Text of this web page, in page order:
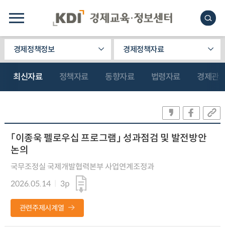
경제정책정보 경제정책자료
최신자료 정책자료 동향자료 법령자료 경제관
「이종욱 펠로우십 프로그램」 성과점검 및 발전방안
논의
국무조정실 국제개발협력본부 사업연계조정과
2026.05.14
3p
관련주제시계열